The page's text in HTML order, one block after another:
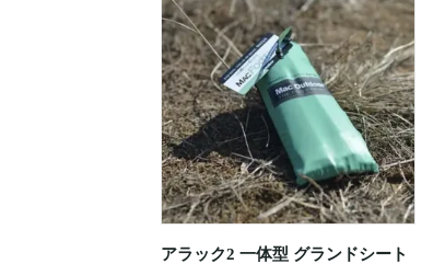
アラック2 一体型 グランドシート